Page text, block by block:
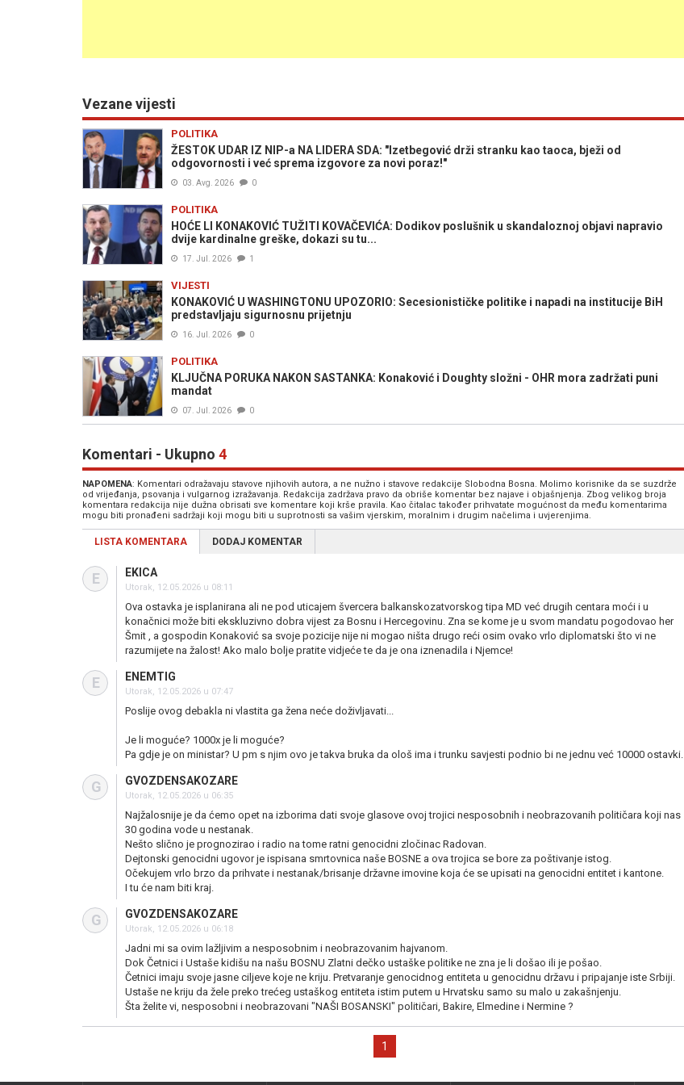
Vezane vijesti
POLITIKA
ŽESTOK UDAR IZ NIP-a NA LIDERA SDA: "Izetbegović drži stranku kao taoca, bježi od
odgovornosti i već sprema izgovore za novi poraz!"
03. Avg. 2026 0
POLITIKA
HOĆE LI KONAKOVIĆ TUŽITI KOVAČEVIĆA: Dodikov poslušnik u skandaloznoj objavi napravio
dvije kardinalne greške, dokazi su tu...
17. Jul. 2026 1
VIJESTI
KONAKOVIĆ U WASHINGTONU UPOZORIO: Secesionističke politike i napadi na institucije BiH
predstavljaju sigurnosnu prijetnju
16. Jul. 2026 0
POLITIKA
KLJUČNA PORUKA NAKON SASTANKA: Konaković i Doughty složni - OHR mora zadržati puni
mandat
07. Jul. 2026 0
Komentari - Ukupno 4
NAPOMENA: Komentari odražavaju stavove njihovih autora, a ne nužno i stavove redakcije Slobodna Bosna. Molimo korisnike da se suzdrže
od vrijeđanja, psovanja i vulgarnog izražavanja. Redakcija zadržava pravo da obriše komentar bez najave i objašnjenja. Zbog velikog broja
komentara redakcija nije dužna obrisati sve komentare koji krše pravila. Kao čitalac također prihvatate mogućnost da među komentarima
mogu biti pronađeni sadržaji koji mogu biti u suprotnosti sa vašim vjerskim, moralnim i drugim načelima i uvjerenjima.
LISTA KOMENTARA DODAJ KOMENTAR
E EKICA
Utorak, 12.05.2026 u 08:11
Ova ostavka je isplanirana ali ne pod uticajem švercera balkanskozatvorskog tipa MD već drugih centara moći i u
konačnici može biti ekskluzivno dobra vijest za Bosnu i Hercegovinu. Zna se kome je u svom mandatu pogodovao her
Šmit , a gospodin Konaković sa svoje pozicije nije ni mogao ništa drugo reći osim ovako vrlo diplomatski što vi ne
razumijete na žalost! Ako malo bolje pratite vidjeće te da je ona iznenadila i Njemce!
E ENEMTIG
Utorak, 12.05.2026 u 07:47
Poslije ovog debakla ni vlastita ga žena neće doživljavati...
Je li moguće? 1000x je li moguće?
Pa gdje je on ministar? U pm s njim ovo je takva bruka da ološ ima i trunku savjesti podnio bi ne jednu već 10000 ostavki.
G GVOZDENSAKOZARE
Utorak, 12.05.2026 u 06:35
Najžalosnije je da ćemo opet na izborima dati svoje glasove ovoj trojici nesposobnih i neobrazovanih političara koji nas
30 godina vode u nestanak.
Nešto slično je prognozirao i radio na tome ratni genocidni zločinac Radovan.
Dejtonski genocidni ugovor je ispisana smrtovnica naše BOSNE a ova trojica se bore za poštivanje istog.
Očekujem vrlo brzo da prihvate i nestanak/brisanje državne imovine koja će se upisati na genocidni entitet i kantone.
I tu će nam biti kraj.
G GVOZDENSAKOZARE
Utorak, 12.05.2026 u 06:18
Jadni mi sa ovim lažljivim a nesposobnim i neobrazovanim hajvanom.
Dok Četnici i Ustaše kidišu na našu BOSNU Zlatni dečko ustaške politike ne zna je li došao ili je pošao.
Četnici imaju svoje jasne ciljeve koje ne kriju. Pretvaranje genocidnog entiteta u genocidnu državu i pripajanje iste Srbiji.
Ustaše ne kriju da žele preko trećeg ustaškog entiteta istim putem u Hrvatsku samo su malo u zakašnjenju.
Šta želite vi, nesposobni i neobrazovani "NAŠI BOSANSKI" političari, Bakire, Elmedine i Nermine ?
1